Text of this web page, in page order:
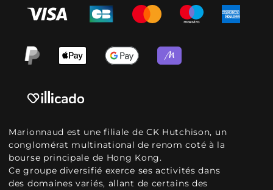
Marionnaud est une filiale de CK Hutchison, un
conglomérat multinational de renom coté à la
bourse principale de Hong Kong.
Ce groupe diversifié exerce ses activités dans
des domaines variés, allant de certains des